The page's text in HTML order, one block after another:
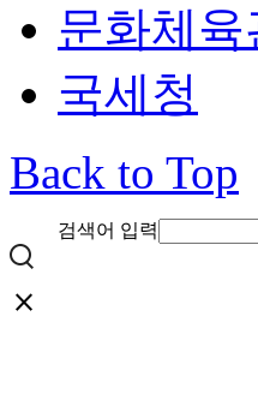
문화체육
국세청
Back to Top
검색어 입력
close